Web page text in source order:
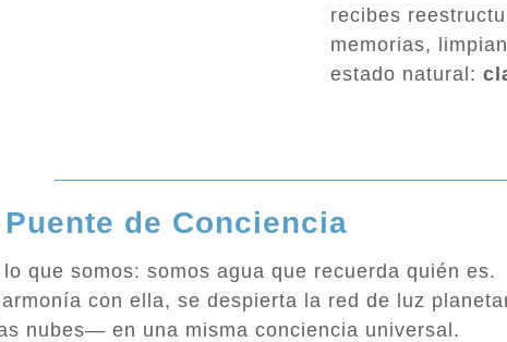
recibes
memorias,
estado natural:
de Conciencia
que somos: somos agua que recuerda quién es.
con ella, se despierta la red de luz
nubes— en una misma conciencia universal.